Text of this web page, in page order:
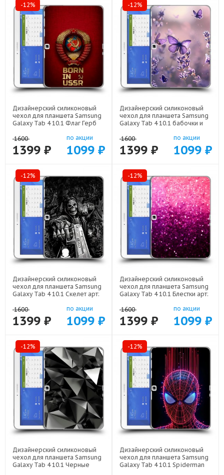
-12%
Дизайнерский силиконовый
чехол для планшета Samsung
Galaxy Tab 4 10.1 Флаг Герб
1600
1399 ₽
по акции
1099 ₽
-12%
Дизайнерский силиконовый
чехол для планшета Samsung
Galaxy Tab 4 10.1 бабочки и
1600
1399 ₽
по акции
1099 ₽
-12%
Дизайнерский силиконовый
чехол для планшета Samsung
Galaxy Tab 4 10.1 Скелет арт:
1600
1399 ₽
по акции
1099 ₽
-12%
Дизайнерский силиконовый
чехол для планшета Samsung
Galaxy Tab 4 10.1 Блестки арт:
1600
1399 ₽
по акции
1099 ₽
-12%
Дизайнерский силиконовый
чехол для планшета Samsung
Galaxy Tab 4 10.1 Черные
-12%
Дизайнерский силиконовый
чехол для планшета Samsung
Galaxy Tab 4 10.1 Spiderman